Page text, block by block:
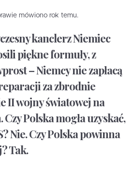
mówiono rok temu.
kanclerz Niemiec
piękne formuły, z
– Niemcy nie zapłacą
za zbrodnie
II wojny światowej na
Polska mogła uzyskać,
Nie. Czy Polska powinna
Tak.